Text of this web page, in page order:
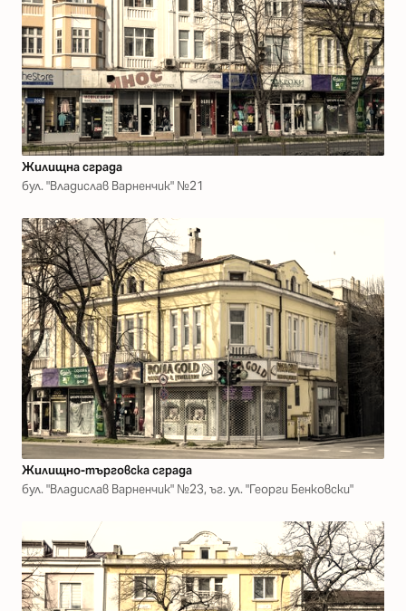
Жилищна сграда
бул. "Владислав Варненчик" №21
Жилищно-търговска сграда
бул. "Владислав Варненчик" №23, ъг. ул. "Георги Бенковски"